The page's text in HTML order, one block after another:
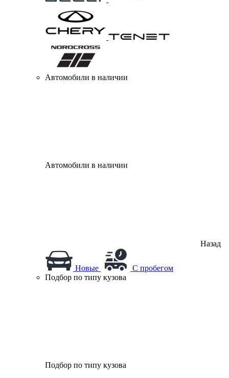
Автомобили в наличии
Автомобили в наличии
Назад
Новые
С пробегом
Подбор по типу кузова
Подбор по типу кузова